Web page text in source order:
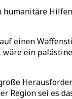
humanitäre
einen
ein
Region sei es